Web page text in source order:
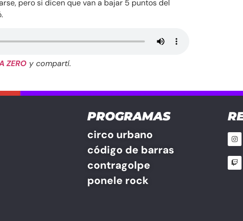
pero si dicen que van a bajar 5 puntos del
ZERO y compartí.
PROGRAMAS
circo urbano
código de barras
contragolpe
ponele rock